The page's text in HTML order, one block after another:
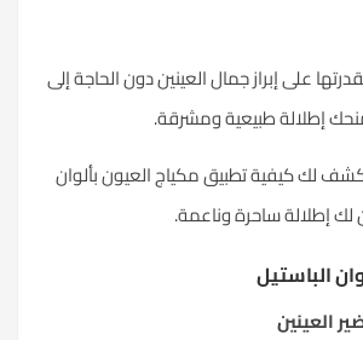
على إبراز جمال العينين دون الحاجة إلى
إطلالة طبيعية ومشرقة.
لك كيفية تطبيق مكياج العيون بألوان
إطلالة ساحرة وناعمة.
الباستيل
العينين